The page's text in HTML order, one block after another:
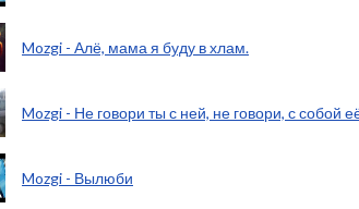
Mozgi - Алё, мама я буду в хлам.
Mozgi - Не говори ты с ней, не говори, с собой
Mozgi - Вылюби